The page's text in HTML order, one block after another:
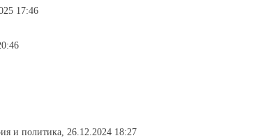
17:46
и политика, 26.12.2024 18:27